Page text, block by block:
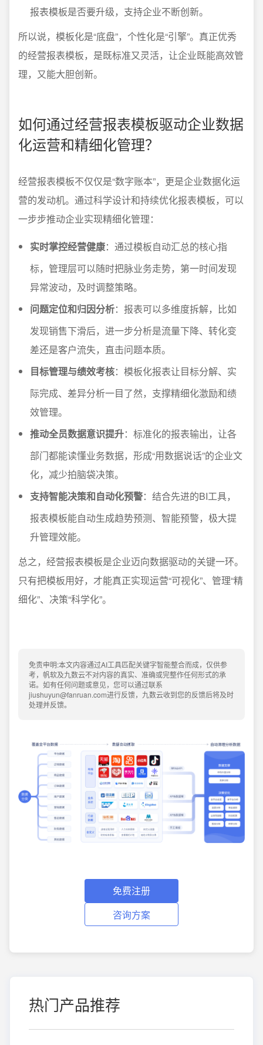
报表模板是否要升级，支持企业不断创新。
所以说，模板化是“底盘”，个性化是“引擎”。真正优秀
的经营报表模板，是既标准又灵活，让企业既能高效管
理，又能大胆创新。
如何通过经营报表模板驱动企业数据
化运营和精细化管理？
经营报表模板不仅仅是“数字账本”，更是企业数据化运
营的发动机。通过科学设计和持续优化报表模板，可以
一步步推动企业实现精细化管理：
实时掌控经营健康：通过模板自动汇总的核心指
标，管理层可以随时把脉业务走势，第一时间发现
异常波动，及时调整策略。
问题定位和归因分析：报表可以多维度拆解，比如
发现销售下滑后，进一步分析是流量下降、转化变
差还是客户流失，直击问题本质。
目标管理与绩效考核：模板化报表让目标分解、实
际完成、差异分析一目了然，支撑精细化激励和绩
效管理。
推动全员数据意识提升：标准化的报表输出，让各
部门都能读懂业务数据，形成“用数据说话”的企业文
化，减少拍脑袋决策。
支持智能决策和自动化预警：结合先进的BI工具，
报表模板能自动生成趋势预测、智能预警，极大提
升管理效能。
总之，经营报表模板是企业迈向数据驱动的关键一环。
只有把模板用好，才能真正实现运营“可视化”、管理“精
细化”、决策“科学化”。
免责申明:本文内容通过AI工具匹配关键字智能整合而成，仅供参
考，帆软及九数云不对内容的真实、准确或完整作任何形式的承
诺。如有任何问题或意见，您可以通过联系
jiushuyun@fanruan.com进行反馈，九数云收到您的反馈后将及时
处理并反馈。
免费注册
咨询方案
热门产品推荐